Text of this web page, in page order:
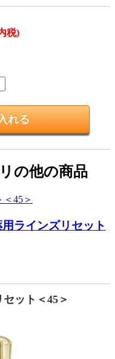
税)
の他の商品
用ラインズリセット
ット＜45＞